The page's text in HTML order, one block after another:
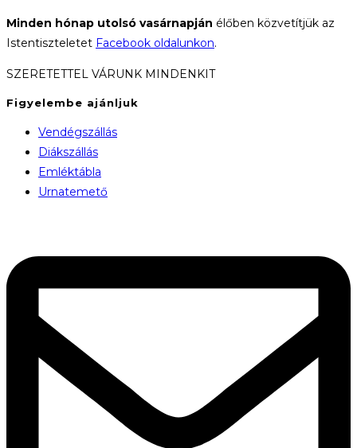
Minden hónap utolsó vasárnapján élőben közvetítjük az
Istentiszteletet Facebook oldalunkon.
SZERETETTEL VÁRUNK MINDENKIT
Figyelembe ajánljuk
Vendégszállás
Diákszállás
Emléktábla
Urnatemető